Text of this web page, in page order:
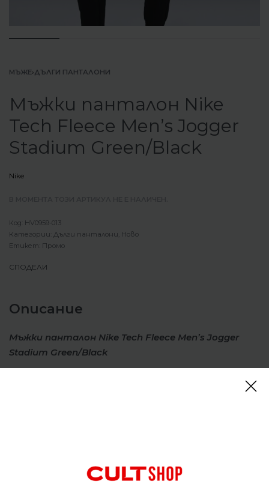
МЪЖЕ›ДЪЛГИ ПАНТАЛОНИ
Мъжки панталон Nike
Tech Fleece Men’s Jogger
Stadium Green/Black
Nike
HV0959-013
Категории: Дълги панталони Ново
Етикет: Промо
СПОДЕЛИ
Описание
Мъжки панталон Nike Tech Fleece Men’s Jogger
Stadium Green/Black
да променяте кройката. Стеснена от коленете
до глезените, тя ви придава вечен стил на